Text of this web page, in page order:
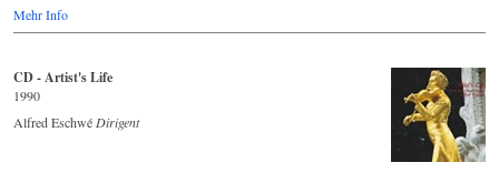
Mehr Info
CD - Artist's Life
1990
Alfred Eschwé Dirigent